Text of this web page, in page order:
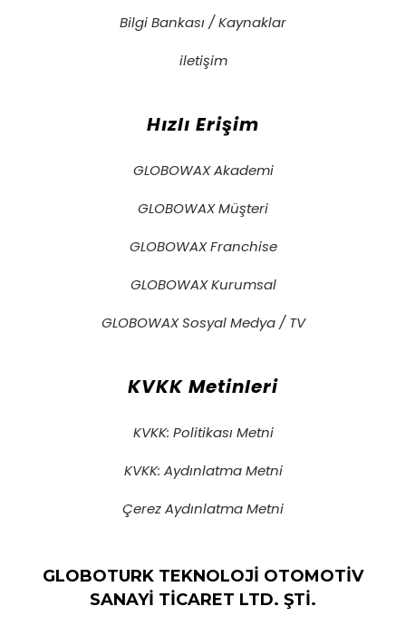
Bilgi Bankası / Kaynaklar
iletişim
Hızlı Erişim
GLOBOWAX Akademi
GLOBOWAX Müşteri
GLOBOWAX Franchise
GLOBOWAX Kurumsal
GLOBOWAX Sosyal Medya / TV
KVKK Metinleri
KVKK: Politikası Metni
KVKK: Aydınlatma Metni
Çerez Aydınlatma Metni
GLOBOTURK TEKNOLOJİ OTOMOTİV
SANAYİ TİCARET LTD. ŞTİ.